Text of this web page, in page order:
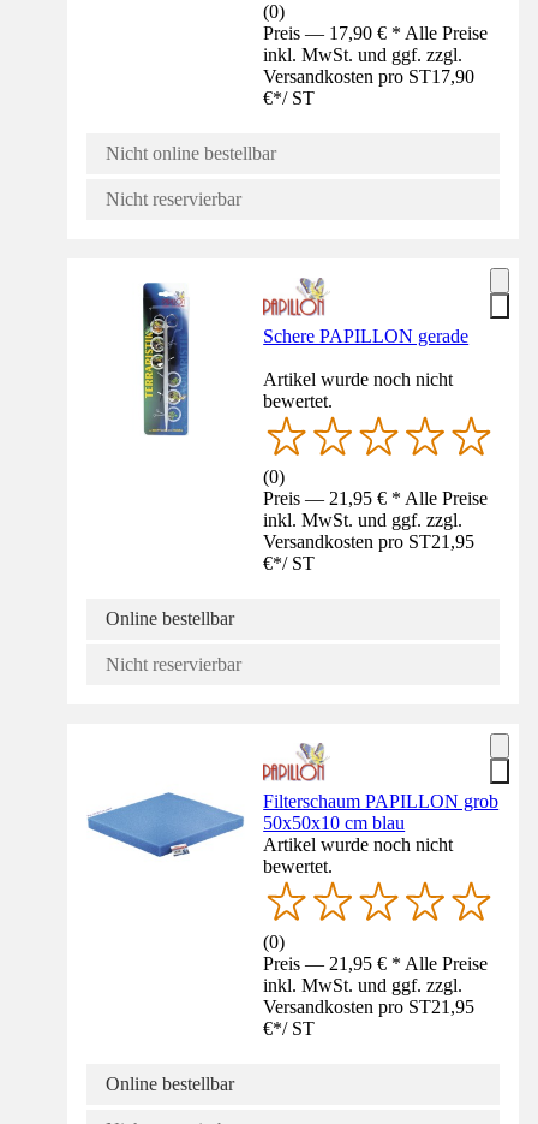
(0)
Preis — 17,90 € * Alle Preise
inkl. MwSt. und ggf. zzgl.
Versandkosten pro ST17,90
€*/ ST
Nicht online bestellbar
Nicht reservierbar
Schere PAPILLON gerade
Artikel wurde noch nicht
bewertet.
(0)
Preis — 21,95 € * Alle Preise
inkl. MwSt. und ggf. zzgl.
Versandkosten pro ST21,95
€*/ ST
Online bestellbar
Nicht reservierbar
Filterschaum PAPILLON grob
50x50x10 cm blau
Artikel wurde noch nicht
bewertet.
(0)
Preis — 21,95 € * Alle Preise
inkl. MwSt. und ggf. zzgl.
Versandkosten pro ST21,95
€*/ ST
Online bestellbar